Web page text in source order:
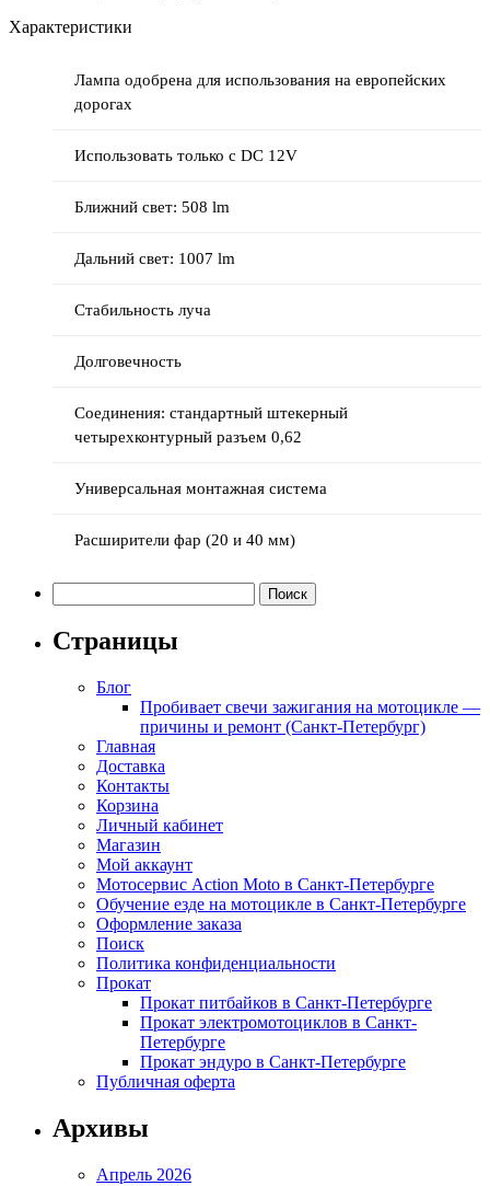
Характеристики
Лампа одобрена для использования на европейских
дорогах
Использовать только с DC 12V
Ближний свет: 508 lm
Дальний свет: 1007 lm
Стабильность луча
Долговечность
Соединения: стандартный штекерный
четырехконтурный разъем 0,62
Универсальная монтажная система
Расширители фар (20 и 40 мм)
Страницы
Блог
Пробивает свечи зажигания на мотоцикле —
причины и ремонт (Санкт-Петербург)
Главная
Доставка
Контакты
Корзина
Личный кабинет
Магазин
Мой аккаунт
Мотосервис Action Moto в Санкт-Петербурге
Обучение езде на мотоцикле в Санкт-Петербурге
Оформление заказа
Поиск
Политика конфиденциальности
Прокат
Прокат питбайков в Санкт-Петербурге
Прокат электромотоциклов в Санкт-
Петербурге
Прокат эндуро в Санкт-Петербурге
Публичная оферта
Архивы
Апрель 2026